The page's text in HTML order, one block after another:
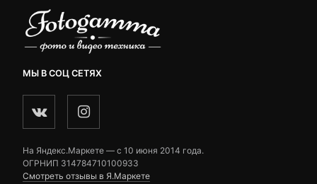
МЫ В СОЦ СЕТЯХ
На Яндекс.Маркете — c 10 июня 2014 года.
ОГРНИП 314784710100933
Смотреть отзывы в Я.Маркете